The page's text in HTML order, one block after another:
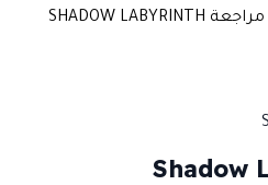
مراجعة SHADOW LABYRINTH